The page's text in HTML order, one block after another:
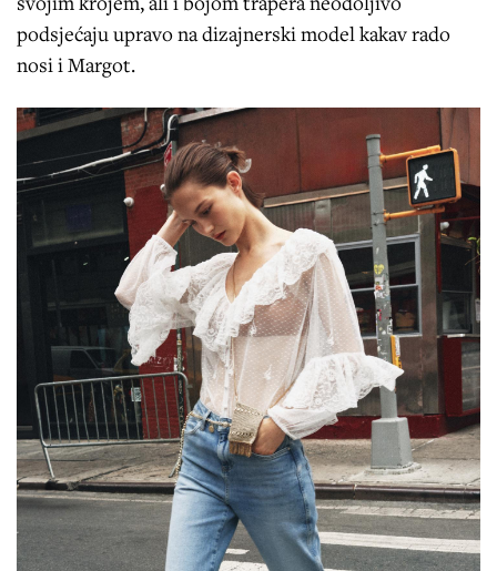
podsjećaju upravo na dizajnerski model kakav rado
nosi i Margot.